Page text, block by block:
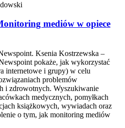
mediów w opiece
Ksenia Kostrzewska –
pokaże, jak wykorzystać
internetowe i grupy) w celu
problemów
i zdrowotnych. Wyszukiwanie
medycznych, pomyłkach
książkowych, wywiadach oraz
o tym, jak monitoring mediów